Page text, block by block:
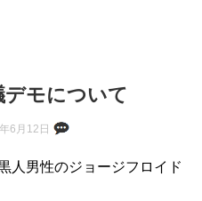
デモについて
6月12日
人男性のジョージフロイド